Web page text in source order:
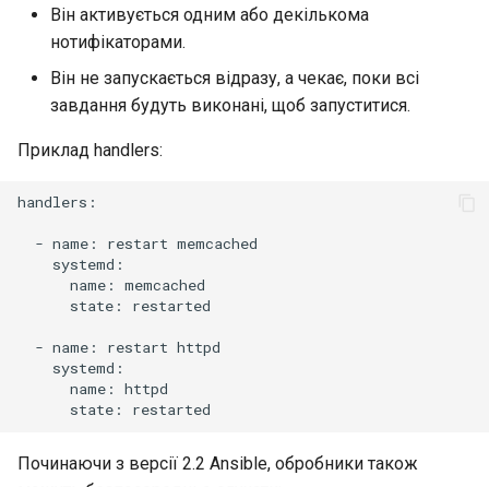
Він активується одним або декількома
нотифікаторами.
Він не запускається відразу, а чекає, поки всі
завдання будуть виконані, щоб запуститися.
Приклад handlers:
handlers:
- name: restart
name:
state:
restarted
- name: restart
name:
state:
Починаючи з версії 2.2 Ansible, обробники також